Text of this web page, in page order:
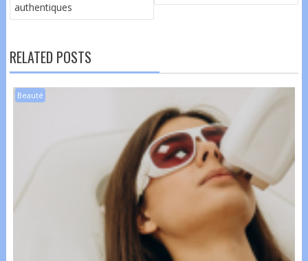
authentiques
RELATED POSTS
Beauté